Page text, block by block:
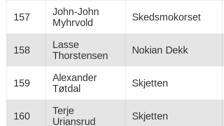
157
John-John
Myhrvold
Skedsmokorset
158
Lasse
Thorstensen
Nokian Dekk
159
Alexander
Tøtdal
Skjetten
160
Terje
Uriansrud
Skjetten